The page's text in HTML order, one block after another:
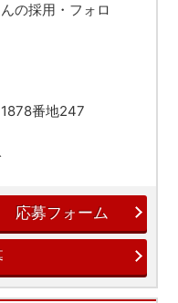
の採用・フォロ
番地247
応募フォーム